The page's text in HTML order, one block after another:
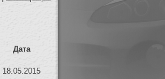
Дата
18.05.2015